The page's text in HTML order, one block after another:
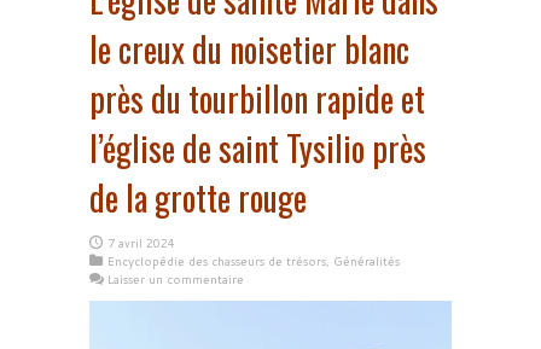
le creux du noisetier blanc
près du tourbillon rapide et
l’église de saint Tysilio près
de la grotte rouge
7 avril 2024
Encyclopédie des chasseurs de trésors, Généralités
Laisser un commentaire